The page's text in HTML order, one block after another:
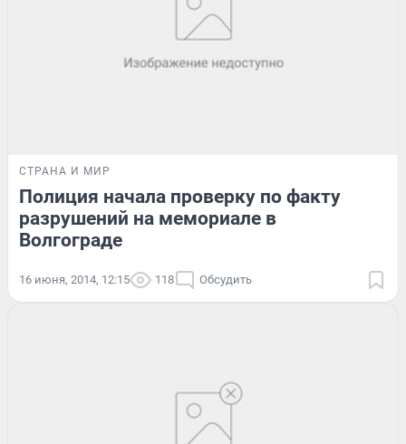
СТРАНА И МИР
Полиция начала проверку по факту
разрушений на мемориале в
Волгограде
16 июня, 2014, 12:15 118 Обсудить